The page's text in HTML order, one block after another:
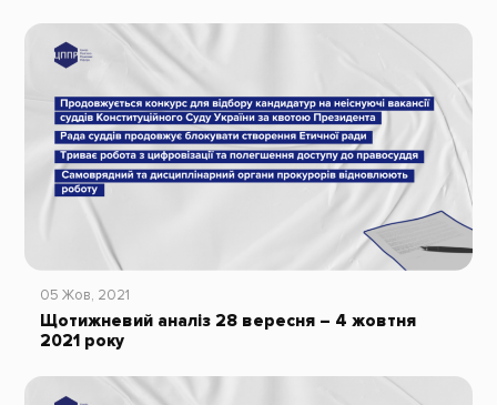
05 Жов, 2021
Щотижневий аналіз 28 вересня – 4 жовтня
2021 року